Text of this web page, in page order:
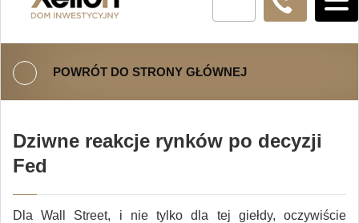
POWRÓT DO STRONY GŁÓWNEJ
Dziwne reakcje rynków po decyzji
Fed
Dla Wall Street, i nie tylko dla tej giełdy, oczywiście